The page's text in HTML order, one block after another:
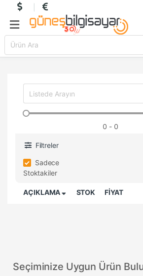
0 - 0
Filtreler
Sadece
Stoktakiler
AÇIKLAMA STOK FİYAT
Seçiminize Uygun Ürün